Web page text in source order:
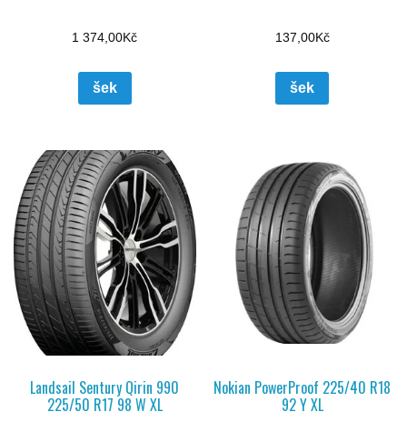
1 374,00Kč
šek
137,00Kč
šek
Landsail Sentury Qirin 990
225/50 R17 98 W XL
Nokian PowerProof 225/40 R18
92 Y XL